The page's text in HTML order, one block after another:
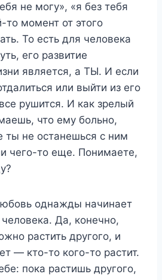
не могу», «я без тебя
то момент от этого
То есть для человека
его развитие
является, а ТЫ. И если
или выйти из его
рушится. И как зрелый
что ему больно,
ты не останешься с ним
чего-то еще. Понимаете,
однажды начинает
человека. Да, конечно,
растить другого, и
— кто-то кого-то растит.
пока растишь другого,